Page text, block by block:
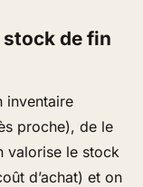
de fin
inventaire
proche), de le
valorise le stock
d’achat) et on